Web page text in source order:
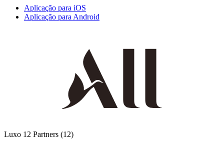
Aplicação para iOS
Aplicação para Android
Luxo 12 Partners (12)